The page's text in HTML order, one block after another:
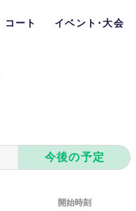
コート イベント･大会
今後の予定
開始時刻